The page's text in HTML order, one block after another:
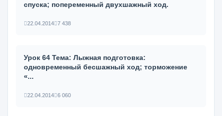
спуска; попеременный двухшаж­ный ход.
22.04.2014 7 438
Урок 64 Тема: Лыжная подготовка:
одновременный бесшажный ход; тормо­жение
«...
22.04.2014 6 060